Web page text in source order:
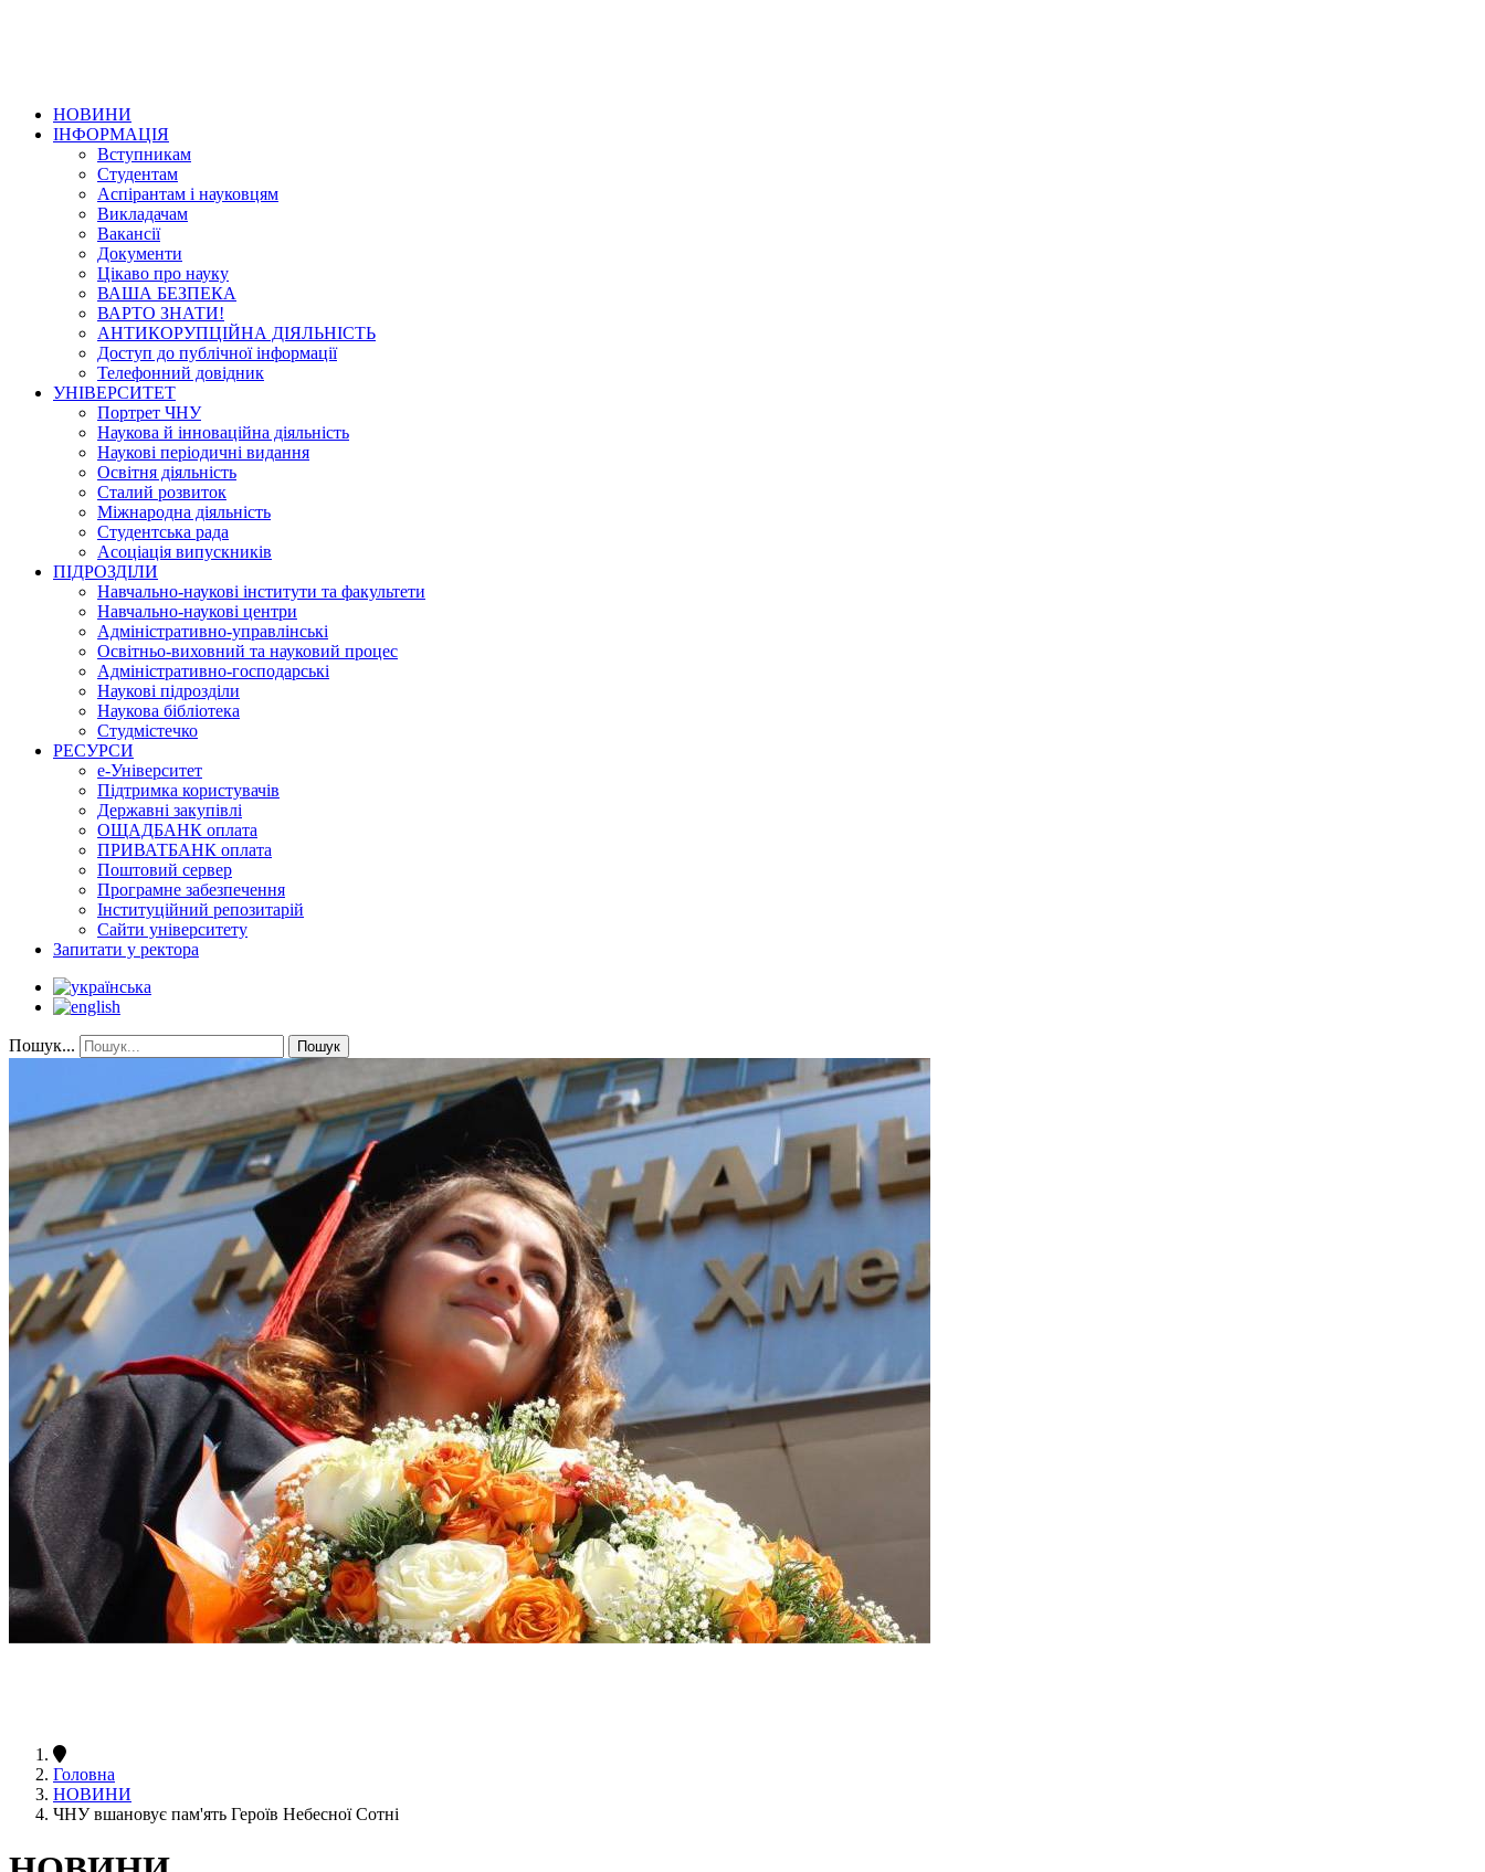
НОВИНИ
ІНФОРМАЦІЯ
Вступникам
Студентам
Аспірантам і науковцям
Викладачам
Вакансії
Документи
Цікаво про науку
ВАША БЕЗПЕКА
ВАРТО ЗНАТИ!
АНТИКОРУПЦІЙНА ДІЯЛЬНІСТЬ
Доступ до публічної інформації
Телефонний довідник
УНІВЕРСИТЕТ
Портрет ЧНУ
Наукова й інноваційна діяльність
Наукові періодичні видання
Освітня діяльність
Сталий розвиток
Міжнародна діяльність
Студентська рада
Асоціація випускників
ПІДРОЗДІЛИ
Навчально-наукові інститути та факультети
Навчально-наукові центри
Адміністративно-управлінські
Освітньо-виховний та науковий процес
Адміністративно-господарські
Наукові підрозділи
Наукова бібліотека
Студмістечко
РЕСУРСИ
е-Університет
Підтримка користувачів
Державні закупівлі
ОЩАДБАНК оплата
ПРИВАТБАНК оплата
Поштовий сервер
Програмне забезпечення
Інституційний репозитарій
Сайти університету
Запитати у ректора
Пошук... Пошук
Головна
НОВИНИ
ЧНУ вшановує пам'ять Героїв Небесної Сотні